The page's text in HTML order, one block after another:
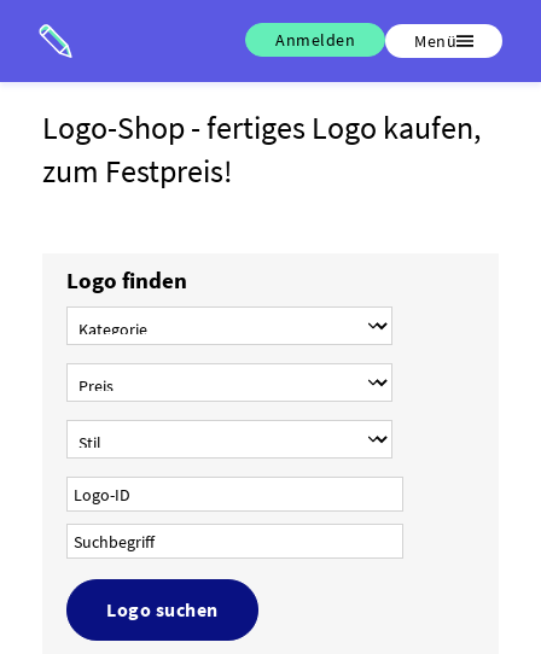
Anmelden Menü
Logo-Shop - fertiges Logo kaufen,
zum Festpreis!
Logo finden
Logo suchen